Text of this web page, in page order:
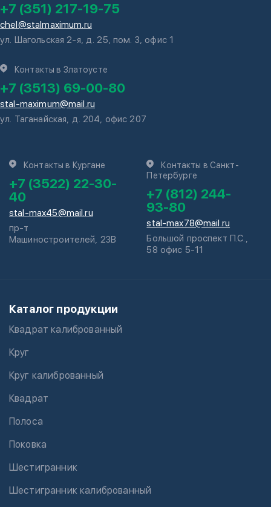
+7 (351) 217-19-75
chel@stalmaximum.ru
ул. Шагольская 2-я, д. 25, пом. 3, офис 1
Контакты в Златоусте
+7 (3513) 69-00-80
stal-maximum@mail.ru
ул. Таганайская, д. 204, офис 207
Контакты в Кургане
+7 (3522) 22-30-
40
stal-max45@mail.ru
пр-т
Машиностроителей, 23В
Контакты в Санкт-
Петербурге
+7 (812) 244-
93-80
stal-max78@mail.ru
Большой проспект П.С.,
58 офис 5-11
Каталог продукции
Квадрат калиброванный
Круг
Круг калиброванный
Квадрат
Полоса
Поковка
Шестигранник
Шестигранник калиброванный